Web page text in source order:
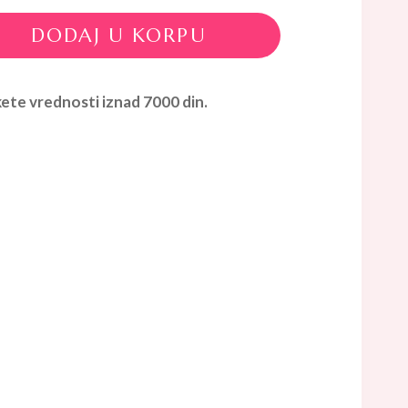
DODAJ U KORPU
vrednosti iznad 7000 din.